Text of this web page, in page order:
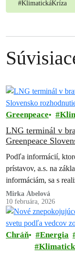
#KlimatickáKríza
Greenpeace
LNG terminál v
Greenpeace
Podľa informácií,
prístavov, a.s. na
informáciám, sa s
nepočíta.
Mirka Ábelová
10 februára, 2026
Chráň Energia